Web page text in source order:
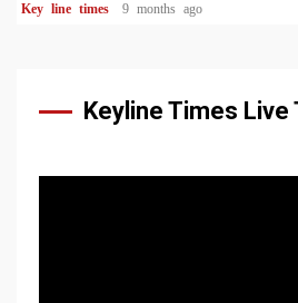
Key line times 9 months ago
Keyline Times Live